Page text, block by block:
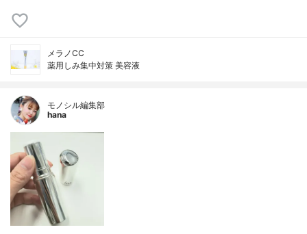
メラノCC
薬用しみ集中対策 美容液
モノシル編集部
hana